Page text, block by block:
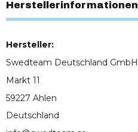
Herstellerinformationen
Hersteller:
Swedteam Deutschland GmbH
Markt 11
59227 Ahlen
Deutschland